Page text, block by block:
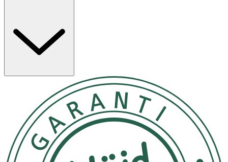
hud.
- Ta 4–6 droppar i handflatan och massera in dessa i
ansiktet.
- Förvaras i rumstemperatur.
Aqua, Pentylene Glycol, Glycerin, Butylene Glycol,
Panthenol, Sodium Hyaluronate, Hydrolyzed Hyaluronic
Acid, Lactobacillus Ferment, Lactobacillus, Cocos Nucifera
Fruit Extract, Caprylyl Glycol, Polyacrylate Crosspolymer-
11, Sodium Gluconate.